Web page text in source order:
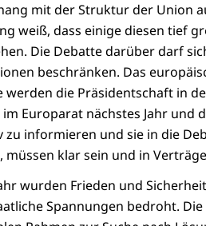
mit der Struktur der Union
weiß, dass einige diesen tief
Die Debatte darüber darf
beschränken. Das
werden die Präsidentschaft in
Europarat nächstes Jahr und
zu informieren und sie in die
müssen klar sein und in
wurden Frieden und
Spannungen bedroht.